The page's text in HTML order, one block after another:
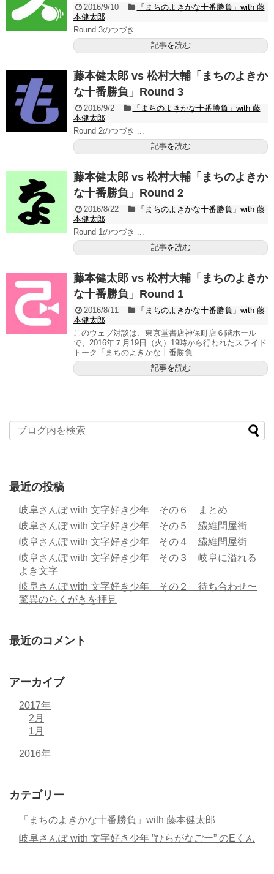
2016/9/10
「まちのよきかな十番勝負」with 藤
本健太郎
Round 3のつづき ...
記事を読む
藤本健太郎 vs 松村大輔「まちのよきか
な十番勝負」Round 3
2016/9/2
「まちのよきかな十番勝負」with 藤
本健太郎
Round 2のつづき ...
記事を読む
藤本健太郎 vs 松村大輔「まちのよきか
な十番勝負」Round 2
2016/8/22
「まちのよきかな十番勝負」with 藤
本健太郎
Round 1のつづき ...
記事を読む
藤本健太郎 vs 松村大輔「まちのよきか
な十番勝負」Round 1
2016/8/11
「まちのよきかな十番勝負」with 藤
本健太郎
このウェブ対談は、東京堂書店神保町店６階ホール
で、2016年７月19日（火）19時から行われたスライド
トーク「まちのよきかな十番勝負...
記事を読む
最近の投稿
岐阜さんぽ with 文字好き少年 その６ まとめ
岐阜さんぽ with 文字好き少年 その５ 繊維問屋街
岐阜さんぽ with 文字好き少年 その４ 繊維問屋街
岐阜さんぽ with 文字好き少年 その３ 岐阜に溢れる
よき文字
岐阜さんぽ with 文字好き少年 その２ 待ち合わせ〜
驚異のらくがきを拝見
最近のコメント
アーカイブ
2017年
2月
1月
2016年
カテゴリー
「まちのよきかな十番勝負」with 藤本健太郎
岐阜さんぽ with 文字好き少年 ”ひらがなごー” のEくん